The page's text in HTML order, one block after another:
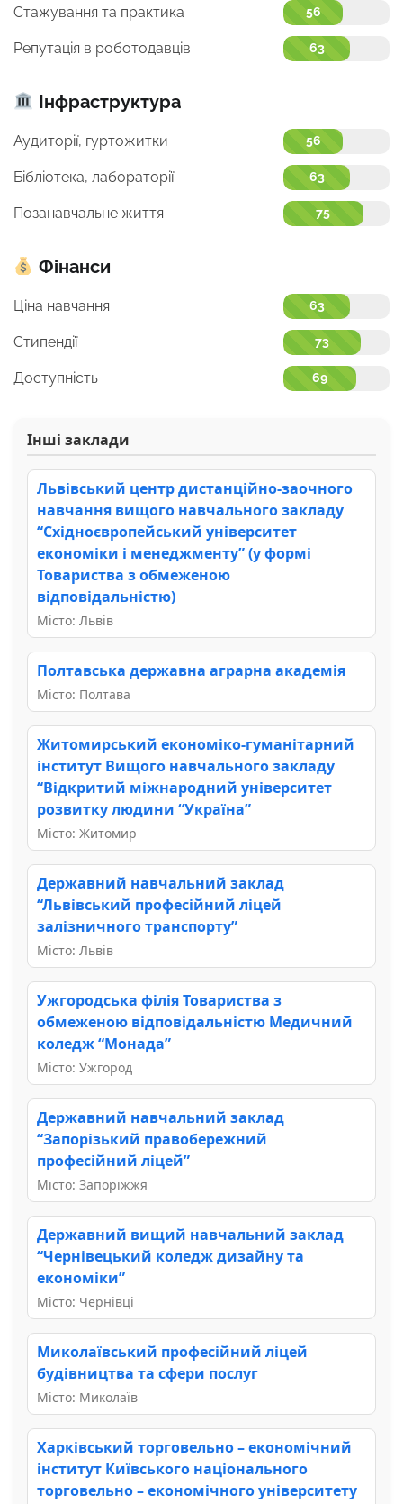
Стажування та практика 56
Репутація в роботодавців 63
Інфраструктура
Аудиторії, гуртожитки 56
Бібліотека, лабораторії 63
Позанавчальне життя 75
Фінанси
Ціна навчання 63
Стипендії 73
Доступність 69
Інші заклади
Львівський центр дистанційно-заочного
навчання вищого навчального закладу
“Східноєвропейський університет
економіки і менеджменту” (у формі
Товариства з обмеженою
відповідальністю)
Місто: Львів
Полтавська державна аграрна академія
Місто: Полтава
Житомирський економіко-гуманітарний
інститут Вищого навчального закладу
“Відкритий міжнародний університет
розвитку людини “Україна”
Місто: Житомир
Державний навчальний заклад
“Львівський професійний ліцей
залізничного транспорту”
Місто: Львів
Ужгородська філія Товариства з
обмеженою відповідальністю Медичний
коледж “Монада”
Місто: Ужгород
Державний навчальний заклад
“Запорізький правобережний
професійний ліцей”
Місто: Запоріжжя
Державний вищий навчальний заклад
“Чернівецький коледж дизайну та
економіки”
Місто: Чернівці
Миколаївський професійний ліцей
будівництва та сфери послуг
Місто: Миколаїв
Харківський торговельно – економічний
інститут Київського національного
торговельно – економічного університету